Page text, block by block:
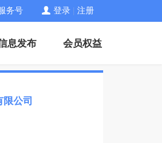
务号 登录 注册
息发布 会员权益
公司